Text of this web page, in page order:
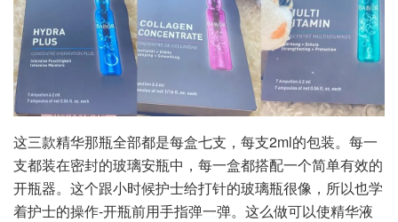
这三款精华那瓶全部都是每盒七支，每支2ml的包装。每一
支都装在密封的玻璃安瓶中，每一盒都搭配一个简单有效的
开瓶器。这个跟小时候护士给打针的玻璃瓶很像，所以也学
着护士的操作-开瓶前用手指弹一弹。这么做可以使精华液